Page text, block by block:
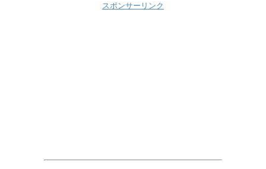
スポンサーリンク